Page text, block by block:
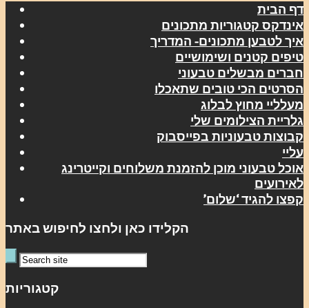
דף הבית
אינדקס קטגוריות מתכונים
איך לטבען מתכונים- המדריך
טיפים קטנים ושימושיים
חברים מבשלים טבעוני
הסרטים הכי טובים שתאכלו
מעלליי מחוץ לבלוג
גלריית הצילומים שלי
קבוצות טבעוניות בפייסבוק
עליי
אוכל טבעוני מוכן להזמנת משלוחים וקייטרינג
לאירועים
קפצו להגיד ‘שלום’
הקלידו כאן ולחצו לחיפוש באתר
קטגוריות